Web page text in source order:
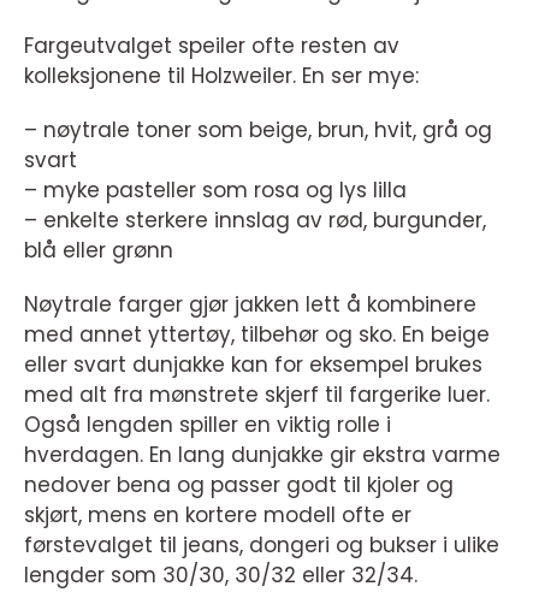
Fargeutvalget speiler ofte resten av
kolleksjonene til Holzweiler. En ser mye:
– nøytrale toner som beige, brun, hvit, grå og
svart
– myke pasteller som rosa og lys lilla
– enkelte sterkere innslag av rød, burgunder,
blå eller grønn
Nøytrale farger gjør jakken lett å kombinere
med annet yttertøy, tilbehør og sko. En beige
eller svart dunjakke kan for eksempel brukes
med alt fra mønstrete skjerf til fargerike luer.
Også lengden spiller en viktig rolle i
hverdagen. En lang dunjakke gir ekstra varme
nedover bena og passer godt til kjoler og
skjørt, mens en kortere modell ofte er
førstevalget til jeans, dongeri og bukser i ulike
lengder som 30/30, 30/32 eller 32/34.